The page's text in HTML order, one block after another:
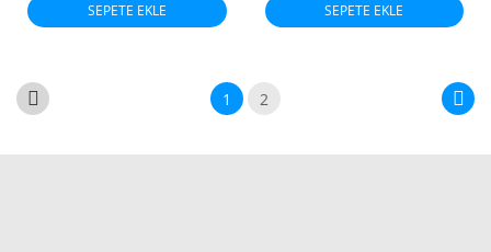
SEPETE EKLE SEPETE EKLE
1 2